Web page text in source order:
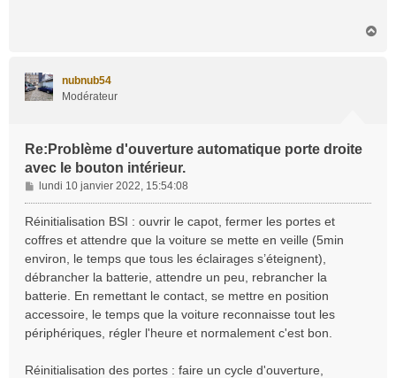
nubnub54
Modérateur
Re:Problème d'ouverture automatique porte droite
avec le bouton intérieur.
M
e
s
s
g
e
lundi 10 janvier 2022, 15:54:08
Réinitialisation BSI : ouvrir le capot, fermer les portes et
coffres et attendre que la voiture se mette en veille (5min
environ, le temps que tous les éclairages s’éteignent),
débrancher la batterie, attendre un peu, rebrancher la
batterie. En remettant le contact, se mettre en position
accessoire, le temps que la voiture reconnaisse tout les
périphériques, régler l'heure et normalement c'est bon.
Réinitialisation des portes : faire un cycle d'ouverture,